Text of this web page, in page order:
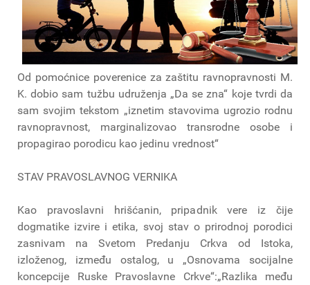
Od pomoćnice poverenice za zaštitu ravnopravnosti M.
K. dobio sam tužbu udruženja „Da se zna“ koje tvrdi da
sam svojim tekstom „iznetim stavovima ugrozio rodnu
ravnopravnost, marginalizovao transrodne osobe i
propagirao porodicu kao jedinu vrednost“
STAV PRAVOSLAVNOG VERNIKA
Kao pravoslavni hrišćanin, pripadnik vere iz čije
dogmatike izvire i etika, svoj stav o prirodnoj porodici
zasnivam na Svetom Predanju Crkva od Istoka,
izloženog, između ostalog, u „Osnovama socijalne
koncepcije Ruske Pravoslavne Crkve“:„Razlika među